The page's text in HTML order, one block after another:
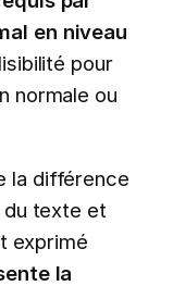
en niveau
pour
normale ou
la différence
du texte et
exprimé
la